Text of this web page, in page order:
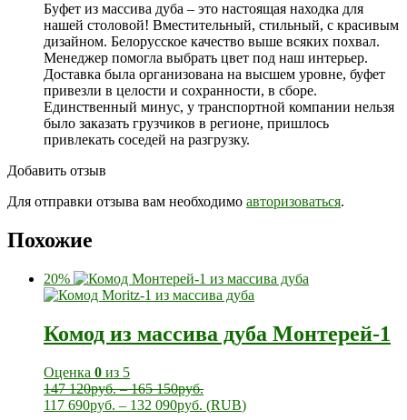
Буфет из массива дуба – это настоящая находка для
нашей столовой! Вместительный, стильный, с красивым
дизайном. Белорусское качество выше всяких похвал.
Менеджер помогла выбрать цвет под наш интерьер.
Доставка была организована на высшем уровне, буфет
привезли в целости и сохранности, в сборе.
Единственный минус, у транспортной компании нельзя
было заказать грузчиков в регионе, пришлось
привлекать соседей на разгрузку.
Добавить отзыв
Для отправки отзыва вам необходимо авторизоваться.
Похожие
20%
Комод из массива дуба Монтерей-1
Оценка 0 из 5
147 120руб.–165 150руб.
117 690руб. – 132 090руб. (RUB)